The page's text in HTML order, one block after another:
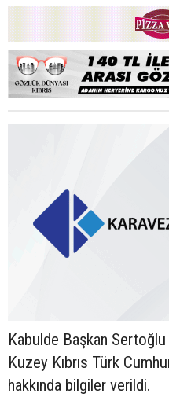
Kabulde Başkan Sertoğlu
Kuzey Kıbrıs Türk
hakkında bilgiler verildi.